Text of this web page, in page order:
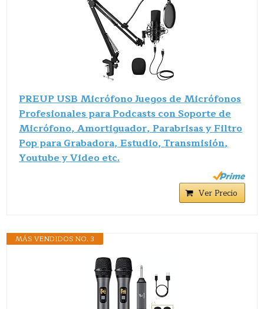
PREUP USB Micrófono Juegos de Micrófonos
Profesionales para Podcasts con Soporte de
Micrófono, Amortiguador, Parabrisas y Filtro
Pop para Grabadora, Estudio, Transmisión,
Youtube y Video etc.
Ver Precio
MÁS VENDIDOS NO. 3